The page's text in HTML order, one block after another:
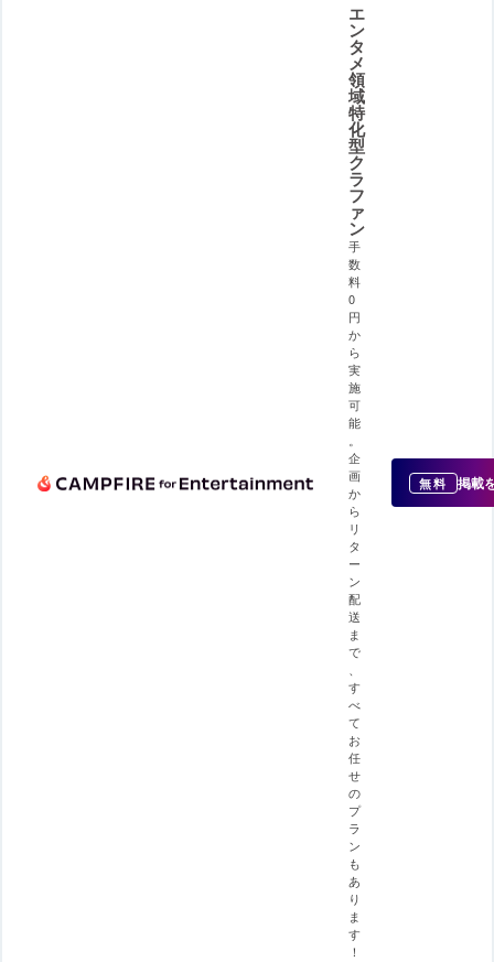
エ
ン
タ
メ
領
域
特
化
型
ク
ラ
フ
ァ
ン
手
数
料
0
円
か
ら
実
施
可
能
。
企
画
か
ら
リ
タ
ー
ン
配
送
ま
で
、
す
べ
て
お
任
せ
の
プ
ラ
ン
も
あ
り
ま
す
！
無料 掲載